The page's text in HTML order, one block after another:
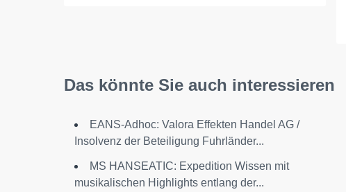
Das könnte Sie auch interessieren
EANS-Adhoc: Valora Effekten Handel AG /
Insolvenz der Beteiligung Fuhrländer...
MS HANSEATIC: Expedition Wissen mit
musikalischen Highlights entlang der...